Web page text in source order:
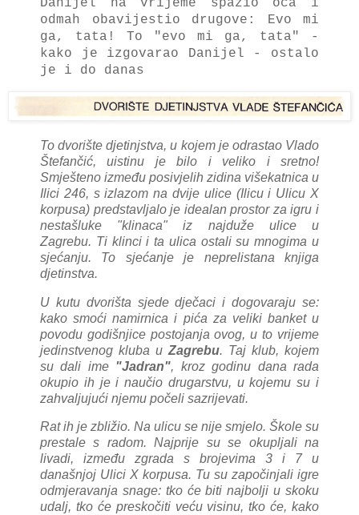
Danijel na vrijeme spazio oca i
odmah obavijestio drugove: Evo mi
ga, tata! To "evo mi ga, tata" -
kako je izgovarao Danijel - ostalo
je i do danas
To dvorište djetinjstva, u kojem je odrastao Vlado
Štefančić, uistinu je bilo i veliko i sretno!
Smješteno između posivjelih zidina višekatnica u
Ilici 246, s izlazom na dvije ulice (Ilicu i Ulicu X
korpusa) predstavljalo je idealan prostor za igru i
nestašluke "klinaca" iz najduže ulice u
Zagrebu. Ti klinci i ta ulica ostali su mnogima u
sjećanju. To sjećanje je neprelistana knjiga
djetinstva.
U kutu dvorišta sjede dječaci i dogovaraju se:
kako smoći namirnica i pića za veliki banket u
povodu godišnjice postojanja ovog, u to vrijeme
jedinstvenog kluba u Zagrebu. Taj klub, kojem
su dali ime "Jadran", kroz godinu dana rada
okupio ih je i naučio drugarstvu, u kojemu su i
zahvaljujući njemu počeli sazrijevati.
Rat ih je zbližio. Na ulicu se nije smjelo. Škole su
prestale s radom. Najprije su se okupljali na
livadi, između zgrada s brojevima 3 i 7 u
današnjoj Ulici X korpusa. Tu su započinjali igre
odmjeravanja snage: tko će biti najbolji u skoku
udalj, tko će preskočiti veću visinu, tko će, kako